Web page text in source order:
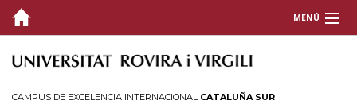
MENÚ
QUIÉNES SOMOS
CAMPUS DE EXCELENCIA INTERNACIONAL CATALUÑA SUR